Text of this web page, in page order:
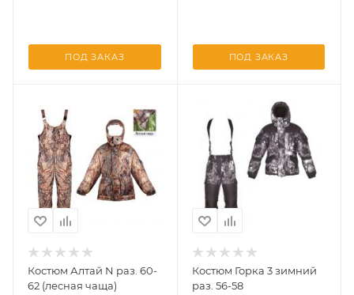
ПОД ЗАКАЗ ПОД ЗАКАЗ
Костюм Алтай N раз. 60-
62 (лесная чаща)
Костюм Горка 3 зимний
раз. 56-58